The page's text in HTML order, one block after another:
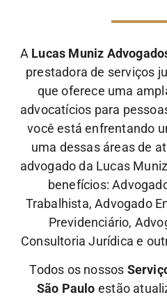
A Lucas Muniz
prestadora de serviços
que oferece uma
advocatícios para
você está enfrentando
uma dessas áreas de
advogado da Lucas
benefícios:
Trabalhista, Advogado
Previdenciário,
Consultoria Jurídica e
Todos os nossos
São Paulo estão